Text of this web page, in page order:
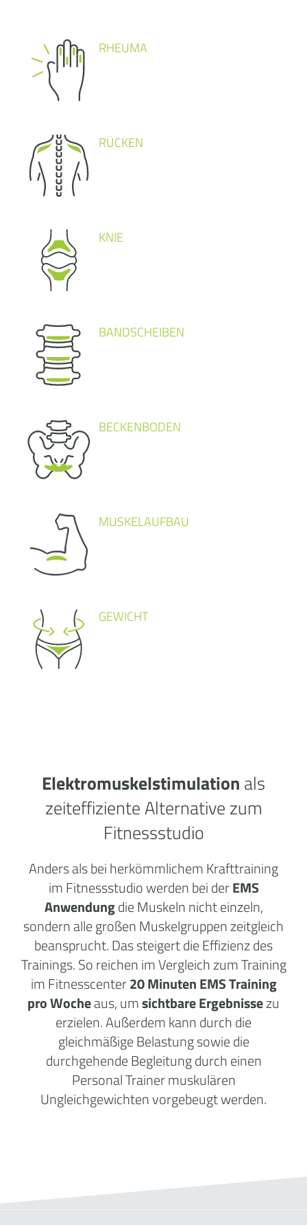
RHEUMA
RÜCKEN
KNIE
BANDSCHEIBEN
BECKENBODEN
MUSKELAUFBAU
GEWICHT
Elektromuskelstimulation als
zeiteffiziente Alternative zum
Fitnessstudio
Anders als bei herkömmlichem Krafttraining
im Fitnessstudio werden bei derEMS
Anwendungdie Muskeln nicht einzeln,
sondern alle großen Muskelgruppen zeitgleich
beansprucht. Das steigert die Effizienz des
Trainings. So reichen im Vergleich zum Training
im Fitnesscenter20 Minuten EMS Training
pro Wocheaus, umsichtbare Ergebnissezu
erzielen. Außerdem kann durch die
gleichmäßige Belastung sowie die
durchgehende Begleitung durch einen
Personal Trainer muskulären
Ungleichgewichten vorgebeugt werden.